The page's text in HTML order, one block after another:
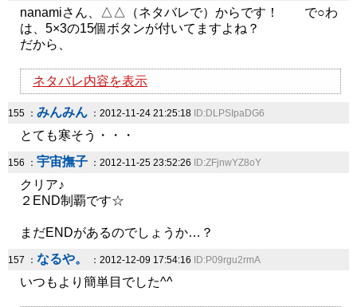
nanamiさん、△△（ネタバレで）からです！ で○わ
は、5×3の15個ボタンが付いてますよね？
だから、
ネタバレ内容を表示
155 ： みんみん ：2012-11-24 21:25:18 ID:DLPSIpaDG6
とても寒そう・・・
156 ： 宇宙撫子 ：2012-11-25 23:52:26 ID:ZFjnwYZ8oY
クリア♪
２END制覇です☆
まだENDがあるのでしょうか…？
157 ： なるや。 ：2012-12-09 17:54:16 ID:P09rgu2rmA
いつもより簡単目でした^^